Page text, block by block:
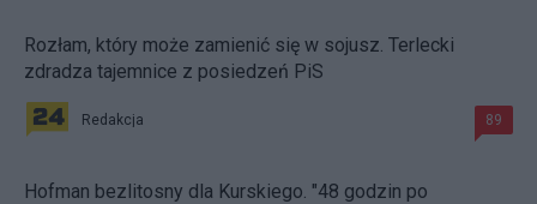
Rozłam, który może zamienić się w sojusz. Terlecki
zdradza tajemnice z posiedzeń PiS
Redakcja 89
Hofman bezlitosny dla Kurskiego. "48 godzin po